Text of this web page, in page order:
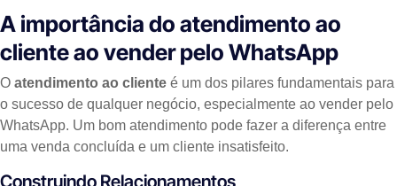
A importância do atendimento ao
cliente ao vender pelo WhatsApp
O atendimento ao cliente é um dos pilares fundamentais para
o sucesso de qualquer negócio, especialmente ao vender pelo
WhatsApp. Um bom atendimento pode fazer a diferença entre
uma venda concluída e um cliente insatisfeito.